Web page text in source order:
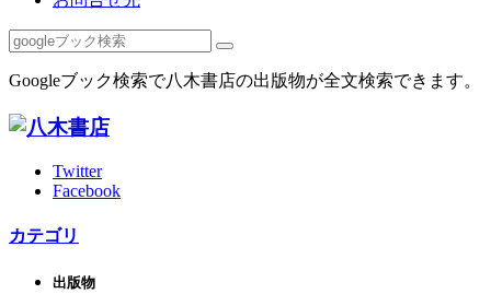
Googleブック検索で八木書店の出版物が全文検索できます。
Twitter
Facebook
カテゴリ
出版物